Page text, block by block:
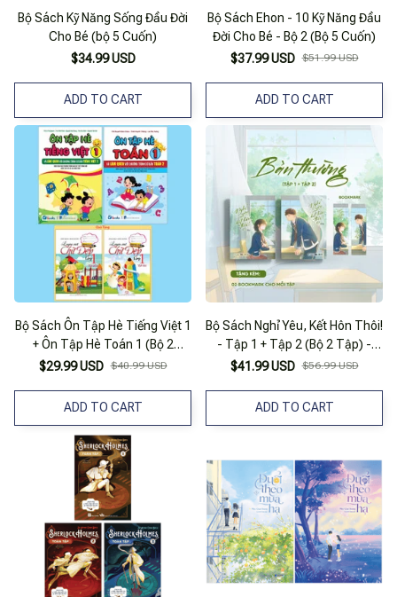
Bộ Sách Kỹ Năng Sống Đầu Đời
Cho Bé (bộ 5 Cuốn)
$34.99 USD
ADD TO CART
Bộ Sách Ehon - 10 Kỹ Năng Đầu
Đời Cho Bé - Bộ 2 (Bộ 5 Cuốn)
$37.99 USD $51.99 USD
ADD TO CART
Bộ Sách Ôn Tập Hè Tiếng Việt 1
+ Ôn Tập Hè Toán 1 (Bộ 2
Cuốn) - Tặng Kèm Sách Luyện
Tập 2
$29.99 USD $40.99 USD
ADD TO CART
Bộ Sách Nghỉ Yêu, Kết Hôn Thôi!
- Tập 1 + Tập 2 (Bộ 2 Tập) -
Tặng Kèm 2 Bookmark
$41.99 USD $56.99 USD
ADD TO CART